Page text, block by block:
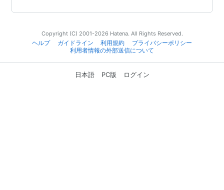
Copyright (C) 2001-2026 Hatena. All Rights Reserved.
ヘルプ
ガイドライン 利用規約
プライバシーポリシー
利用者情報の外部送信について
日本語 PC版 ログイン